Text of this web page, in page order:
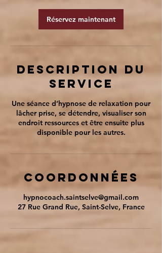
i
n
Réservez maintenant
Description du
service
Une séance d’hypnose de relaxation pour
lâcher prise, se détendre, visualiser son
endroit ressources et être ensuite plus
disponible pour les autres.
Coordonnées
hypnocoach.saintselve@gmail.com
27 Rue Grand Rue, Saint-Selve, France